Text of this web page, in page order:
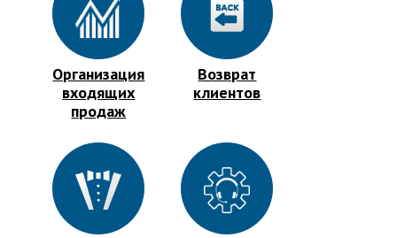
Организация
входящих
продаж
Возврат
клиентов